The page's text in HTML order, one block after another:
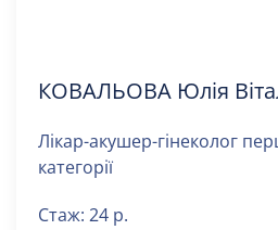
КОВАЛЬОВА Юлія
Лікар-акушер-гінеколог
категорії
Стаж: 24 р.